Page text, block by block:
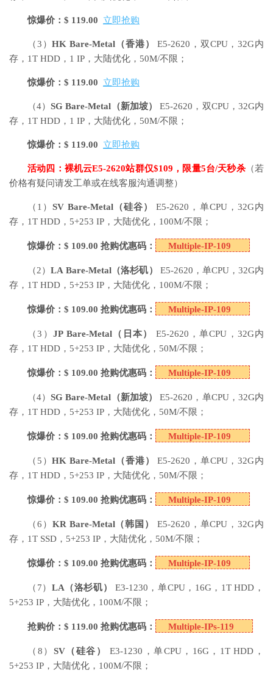
惊爆价：$ 119.00 立即抢购
（3）HK Bare-Metal （香港）
E5-2620，双CPU，32G内
存，1T HDD，1 IP，大陆优化，50M/不限；
惊爆价：$ 119.00 立即抢购
（4）SG Bare-Metal （新加坡）
E5-2620，双CPU，32G内
存，1T HDD，1 IP，大陆优化，50M/不限；
惊爆价：$ 119.00 立即抢购
活动四：裸机云E5-2620站群仅$109，限量5台/天秒杀（若
价格有疑问请发工单或在线客服沟通调整）
（1）SV Bare-Metal（硅谷）
E5-2620，单CPU，32G内
存，1T HDD，5+253 IP，大陆优化，100M/不限；
惊爆价：$ 109.00 抢购优惠码： Multiple-IP-109
（2）LA Bare-Metal （洛杉矶）
E5-2620，单CPU，32G内
存，1T HDD，5+253 IP，大陆优化，100M/不限；
惊爆价：$ 109.00 抢购优惠码： Multiple-IP-109
（3） JP Bare-Metal （日本）
E5-2620，单CPU，32G内
存，1T HDD，5+253 IP，大陆优化，50M/不限；
惊爆价：$ 109.00 抢购优惠码： Multiple-IP-109
（4）SG Bare-Metal （新加坡）
E5-2620，单CPU，32G内
存，1T HDD，5+253 IP，大陆优化，50M/不限；
惊爆价：$ 109.00 抢购优惠码： Multiple-IP-109
（5）HK Bare-Metal （香港）
E5-2620，单CPU，32G内
存，1T HDD，5+253 IP，大陆优化，50M/不限；
惊爆价：$ 109.00 抢购优惠码： Multiple-IP-109
（6） KR Bare-Metal（韩国）
E5-2620，单CPU，32G内
存，1T SSD，5+253 IP，大陆优化，50M/不限；
惊爆价：$ 109.00 抢购优惠码： Multiple-IP-109
（7） LA （洛杉矶）
E3-1230，单CPU，16G，1T HDD，
5+253 IP，大陆优化，100M/不限；
抢购价：$ 119.00 抢购优惠码： Multiple-IPs-119
（8） SV（硅谷）
E3-1230，单CPU，16G，1T HDD，
5+253 IP，大陆优化，100M/不限；